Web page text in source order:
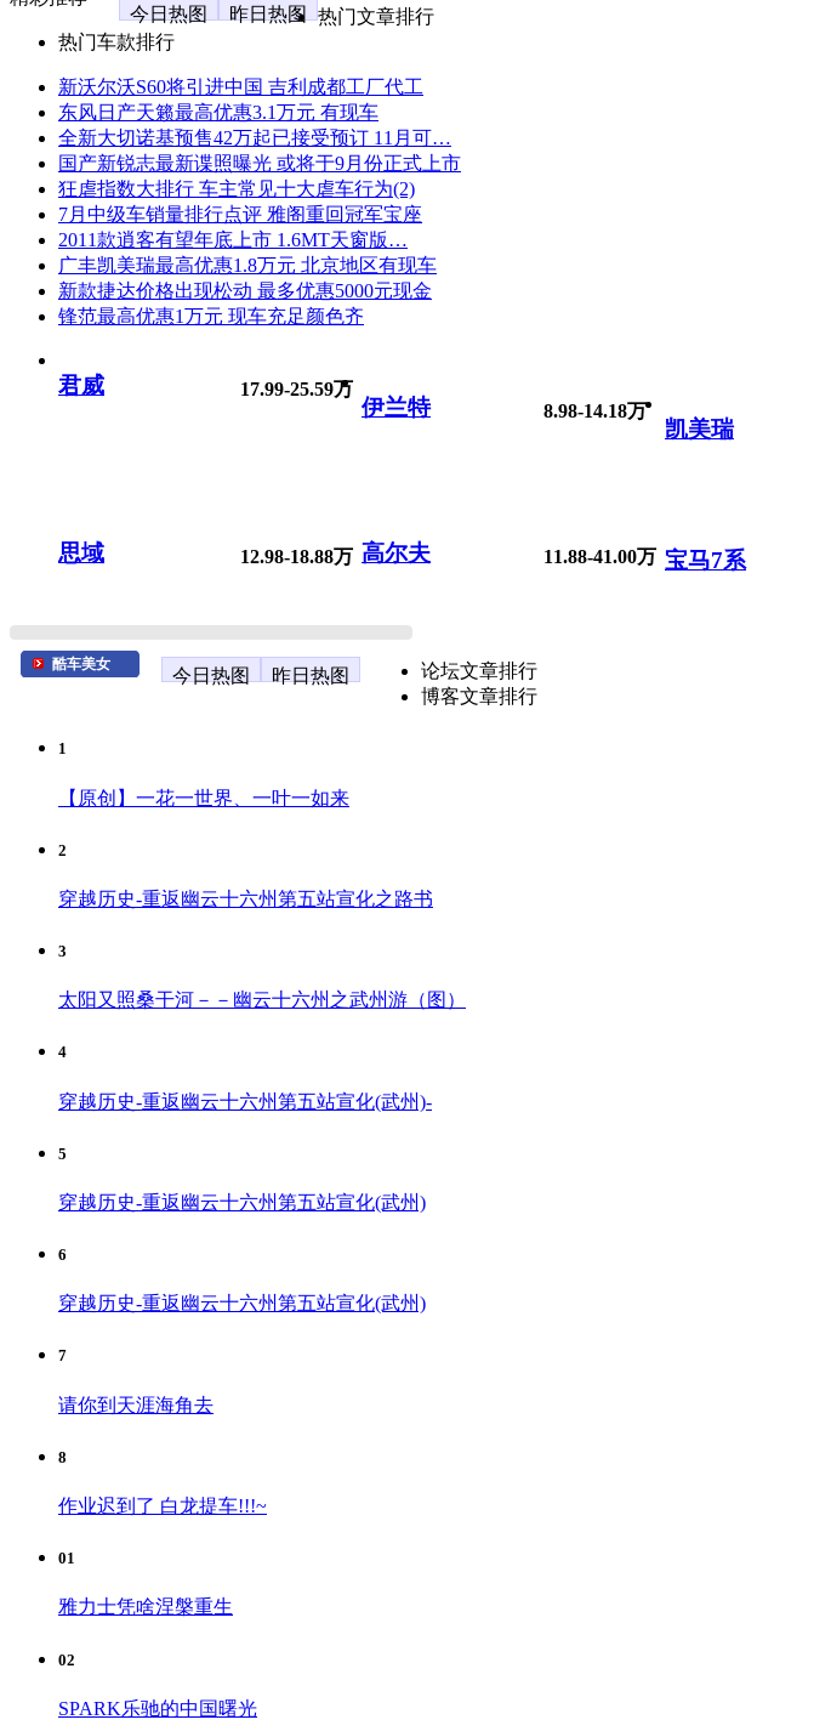
今日热图
昨日热图
热门文章排行
热门车款排行
新沃尔沃S60将引进中国 吉利成都工厂代工
东风日产天籁最高优惠3.1万元 有现车
全新大切诺基预售42万起已接受预订 11月可…
国产新锐志最新谍照曝光 或将于9月份正式上市
狂虐指数大排行 车主常见十大虐车行为(2)
7月中级车销量排行点评 雅阁重回冠军宝座
2011款逍客有望年底上市 1.6MT天窗版…
广丰凯美瑞最高优惠1.8万元 北京地区有现车
新款捷达价格出现松动 最多优惠5000元现金
锋范最高优惠1万元 现车充足颜色齐
君威 17.99-25.59万
伊兰特 8.98-14.18万
凯美瑞
思域 12.98-18.88万 高尔夫 11.88-41.00万 宝马7系
酷车美女
今日热图 昨日热图
论坛文章排行
博客文章排行
1
【原创】一花一世界、一叶一如来
2
穿越历史-重返幽云十六州第五站宣化之路书
3
太阳又照桑干河－－幽云十六州之武州游（图）
4
穿越历史-重返幽云十六州第五站宣化(武州)-
5
穿越历史-重返幽云十六州第五站宣化(武州)
6
穿越历史-重返幽云十六州第五站宣化(武州)
7
请你到天涯海角去
8
作业迟到了 白龙提车!!!~
01
雅力士凭啥涅槃重生
02
SPARK乐驰的中国曙光